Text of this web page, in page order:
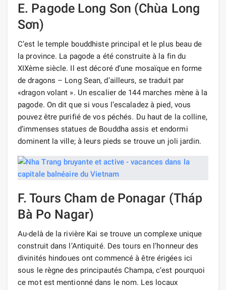
E. Pagode Long Son (Chùa Long
Sơn)
C’est le temple bouddhiste principal et le plus beau de
la province. La pagode a été construite à la fin du
XIXème siècle. Il est décoré d’une mosaïque en forme
de dragons – Long Sean, d’ailleurs, se traduit par
«dragon volant ». Un escalier de 144 marches mène à la
pagode. On dit que si vous l’escaladez à pied, vous
pouvez être purifié de vos péchés. Du haut de la colline,
d’immenses statues de Bouddha assis et endormi
dominent la ville; à leurs pieds se trouve un joli jardin.
F. Tours Cham de Ponagar (Tháp
Bà Po Nagar)
Au-delà de la rivière Kai se trouve un complexe unique
construit dans l’Antiquité. Des tours en l’honneur des
divinités hindoues ont commencé à être érigées ici
sous le règne des principautés Champa, c’est pourquoi
ce mot est mentionné dans le nom. Les locaux